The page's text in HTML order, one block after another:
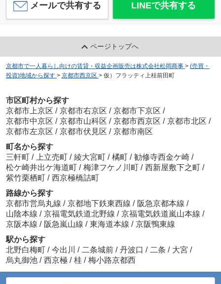
メールで共有する LINEで共有する
ページトップへ
京都市で一人暮らし向けの賃貸・収益企画販売は株式会社松岡商事 > (売買・
投資)地域から探す > 京都市西京区 > 仮）フラッティ上桂前田町
市区町村から探す
京都市上京区 / 京都市右京区 / 京都市下京区 /
京都市中京区 / 京都市山科区 / 京都市西京区 / 京都市北区 /
京都市左京区 / 京都市伏見区 / 京都市南区
町名から探す
三軒町 / 上立売町 / 綾大宮町 / 橘町 / 勧修寺西金ケ崎 /
松ケ崎井出ケ海道町 / 梅津フケノ川町 / 西新屋敷下之町 /
紫竹栗栖町 / 西京極橋詰町
路線から探す
京都市営烏丸線 / 京都地下鉄東西線 / 阪急京都本線 /
山陰本線 / 京福電気鉄道北野線 / 京福電気鉄道嵐山本線 /
京阪本線 / 阪急嵐山線 / 東海道本線 / 京阪鴨東線
駅から探す
北野白梅町 / 今出川 / 二条城前 / 丹波口 / 二条 / 大宮 /
烏丸御池 / 西京極 / 桂 / 梅小路京都西